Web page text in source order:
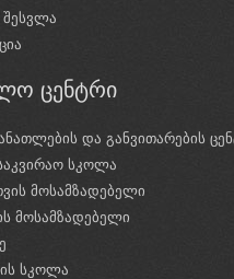
შესვლა
ცენტრი
და განვითარების
სკოლა
მოსამზადებელი
მოსამზადებელი
სკოლა